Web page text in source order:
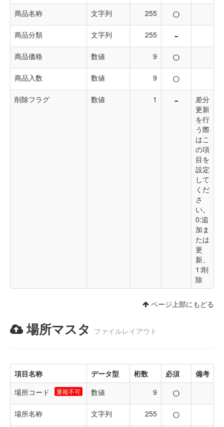
商品名称
文字列 255 ○
商品分類 文字列 255 -
商品価格 数値 9 ○
商品入数 数値 9 ○
削除フラグ 数値 1 -
差分
更新
を行
う際
はこ
の項
目を
設定
して
くだ
さ
い。
0:追
加ま
たは
更
新、
1:削
除
ページ上部にもどる
場所マスタ ファイルレイアウト
項目名称 データ型 桁数 必須
備考
場所コード
重複不可 数値 9 ○
場所名称 文字列 255
○